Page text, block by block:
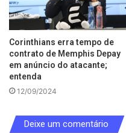
Corinthians erra tempo de
contrato de Memphis Depay
em anúncio do atacante;
entenda
12/09/2024
Deixe um comentário